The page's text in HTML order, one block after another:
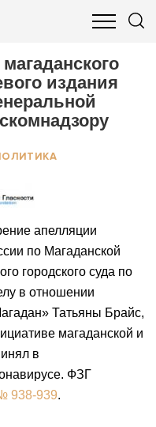
БИЗНЕС И ФИНАНСЫ
издания
апелляции
по Магаданской
городского суда по
в отношении
Татьяны Брайс,
магаданской и
в
ФЗГ
938-939.